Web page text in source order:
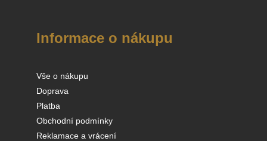
Informace o nákupu
Vše o nákupu
Doprava
Platba
Obchodní podmínky
Reklamace a vrácení